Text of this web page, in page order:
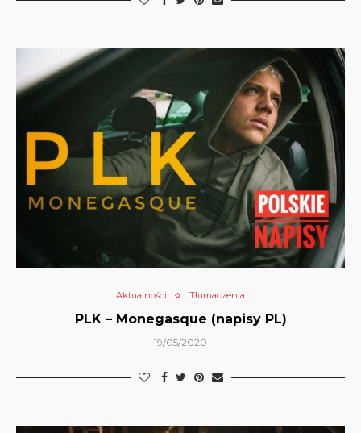
Aktualności Tłumaczenia
PLK – Monegasque (napisy PL)
19/05/2020